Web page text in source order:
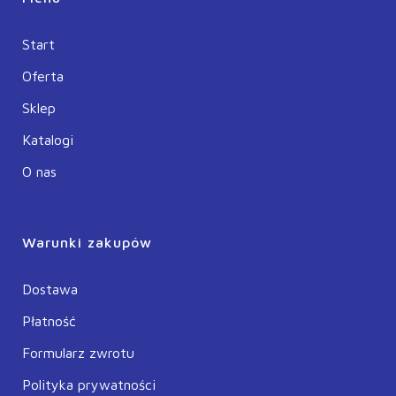
Start
Oferta
Sklep
Katalogi
O nas
Warunki zakupów
Dostawa
Płatność
Formularz zwrotu
Polityka prywatności